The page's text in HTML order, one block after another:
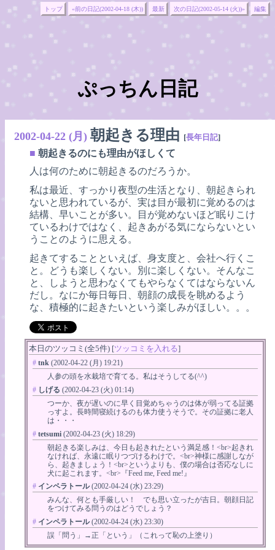
トップ «前の日記(2002-04-18 (木)) 最新 次の日記(2002-05-14 (火))» 編集
ぷっちん日記
2002-04-22 (月) 朝起きる理由 [長年日記]
■ 朝起きるのにも理由がほしくて
人は何のために朝起きるのだろうか。
私は最近、すっかり夜型の生活となり、朝起きられ
ないと思われているが、実は目が最初に覚めるのは
結構、早いことが多い。目が覚めないほど眠りこけ
ているわけではなく、起きあがる気にならないとい
うことのように思える。
起きてすることといえば、身支度と、会社へ行くこ
と。どうも楽しくない。別に楽しくない。そんなこ
と、しようと思わなくてもやらなくてはならないん
だし。なにか毎日毎日、朝顔の成長を眺めるよう
な、積極的に起きたいという楽しみがほしい。。。
本日のツッコミ(全5件) [ツッコミを入れる]
# tnk (2002-04-22 (月) 19:21)
人参の頭を水栽培で育てる。私はそうしてる(^^)
# しげる (2002-04-23 (火) 01:14)
つーか、夜が遅いのに早く目覚めちゃうのは体が弱ってる証拠
っすよ。長時間寝続けるのも体力使うそうで。その証拠に老人
は・・・
# tetsumi (2002-04-23 (火) 18:29)
朝起きる楽しみは、今日も起きれたという満足感！<br>起きれ
なければ、永遠に眠りつづけるわけで。<br>神様に感謝しなが
ら、起きましょう！<br>というよりも、僕の場合は否応なしに
犬に起これます。<br>『Feed me, Feed me!』
# インペラトール (2002-04-24 (水) 23:29)
みんな、何とも手厳しい！ でも思い立ったが吉日。朝顔日記
をつけてみる問うのはどうでしょう？
# インペラトール (2002-04-24 (水) 23:30)
誤「問う」→正「という」（これって恥の上塗り）